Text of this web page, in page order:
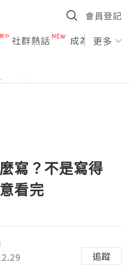
會員登記
社群熱話 成為U更多
寫？不是寫得
看完
追蹤